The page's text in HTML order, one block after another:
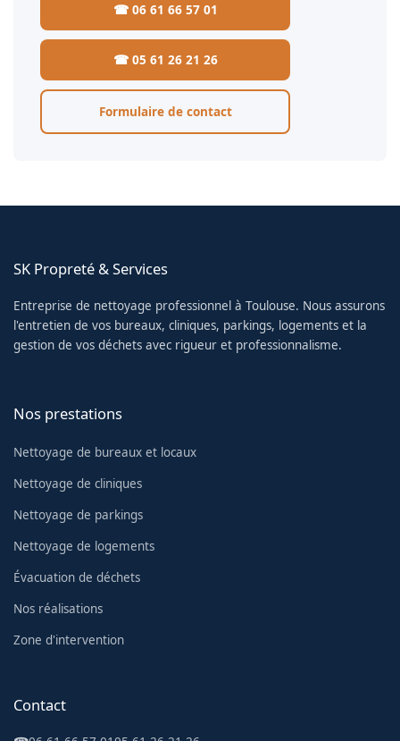
☎ 06 61 66 57 01
☎ 05 61 26 21 26
Formulaire de contact
SK Propreté & Services
Entreprise de nettoyage professionnel à Toulouse. Nous assurons
l'entretien de vos bureaux, cliniques, parkings, logements et la
gestion de vos déchets avec rigueur et professionnalisme.
Nos prestations
Nettoyage de bureaux et locaux
Nettoyage de cliniques
Nettoyage de parkings
Nettoyage de logements
Évacuation de déchets
Nos réalisations
Zone d'intervention
Contact